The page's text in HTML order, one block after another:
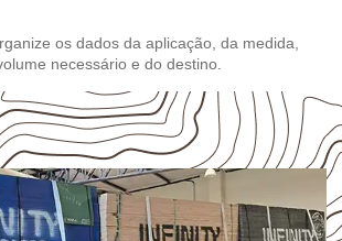
os dados da aplicação, da medida,
necessário e do destino.